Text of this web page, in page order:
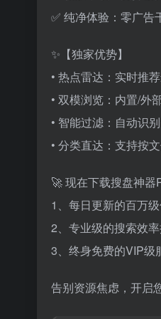
✅ 纯净体验：零广告
✨【独家优势】
• 热点雷达：实时推
• 双模浏览：内置/外
• 智能过滤：自动识
• 分类直达：支持按
🚀 现在下载搜盘神器
1、每日更新的百万
2、专业级的搜索效
3、终身免费的VIP级
告别资源焦虑，开启